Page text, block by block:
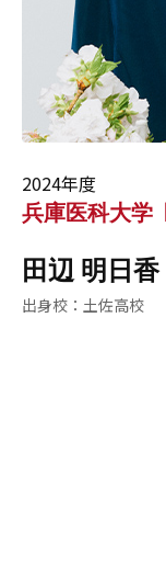
2024年度
兵庫医科大学
田辺 明日香
土佐高校